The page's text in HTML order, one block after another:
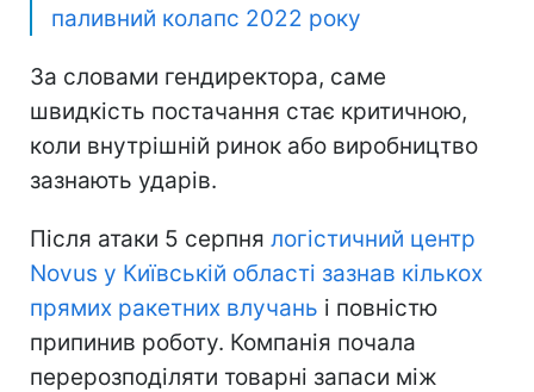
паливний колапс 2022 року
За словами гендиректора, саме
швидкість постачання стає критичною,
коли внутрішній ринок або виробництво
зазнають ударів.
Після атаки 5 серпня логістичний центр
Novus у Київській області зазнав кількох
прямих ракетних влучань і повністю
припинив роботу. Компанія почала
перерозподіляти товарні запаси між